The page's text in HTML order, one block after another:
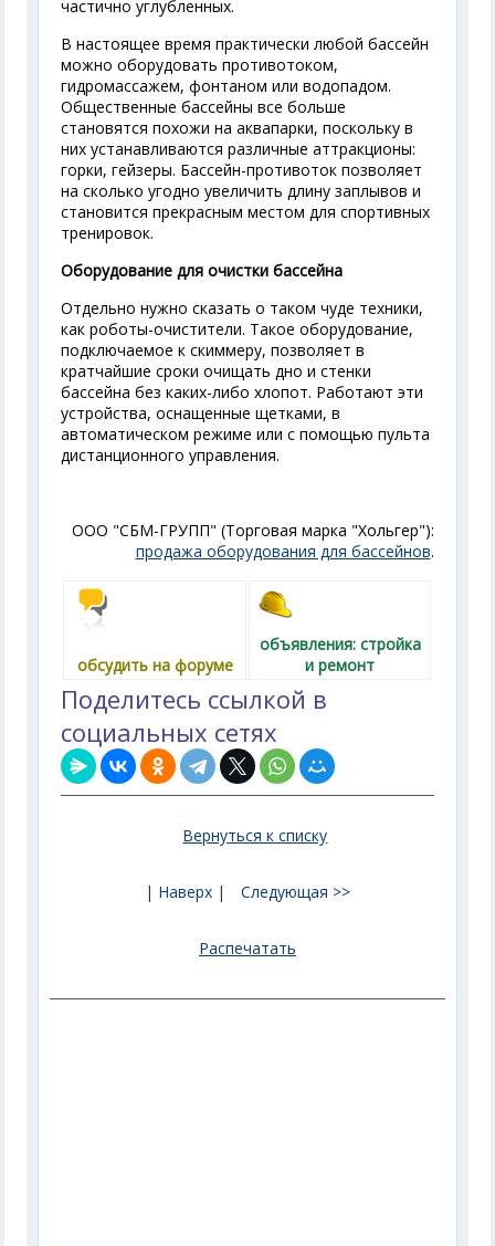
частично углубленных.
В настоящее время практически любой бассейн
можно оборудовать противотоком,
гидромассажем, фонтаном или водопадом.
Общественные бассейны все больше
становятся похожи на аквапарки, поскольку в
них устанавливаются различные аттракционы:
горки, гейзеры. Бассейн-противоток позволяет
на сколько угодно увеличить длину заплывов и
становится прекрасным местом для спортивных
тренировок.
Оборудование для очистки бассейна
Отдельно нужно сказать о таком чуде техники,
как роботы-очистители. Такое оборудование,
подключаемое к скиммеру, позволяет в
кратчайшие сроки очищать дно и стенки
бассейна без каких-либо хлопот. Работают эти
устройства, оснащенные щетками, в
автоматическом режиме или с помощью пульта
дистанционного управления.
ООО "СБМ-ГРУПП" (Торговая марка "Хольгер"):
продажа оборудования для бассейнов.
обсудить на форуме
объявления: стройка
и ремонт
Поделитесь ссылкой в
социальных сетях
Вернуться к списку
| Наверх| Следующая >>
Распечатать